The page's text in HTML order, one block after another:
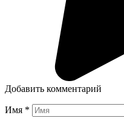
Добавить комментарий
Имя *